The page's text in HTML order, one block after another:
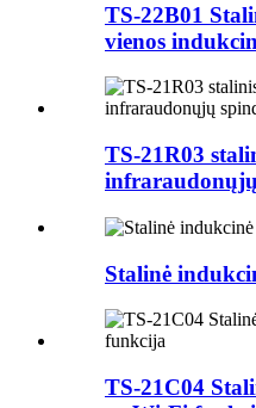
TS-22B01
vienos
TS-21R03
Stalinė
TS-21C04